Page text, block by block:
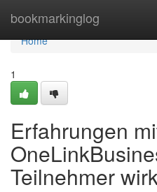
bookmarkinglog
Home
Home
1
Erfahrungen
Teilnehmer